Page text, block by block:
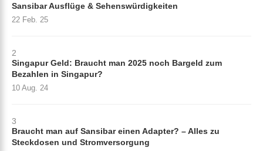
Sansibar Ausflüge & Sehenswürdigkeiten
22 Feb. 25
2
Singapur Geld: Braucht man 2025 noch Bargeld zum
Bezahlen in Singapur?
10 Aug. 24
3
Braucht man auf Sansibar einen Adapter? – Alles zu
Steckdosen und Stromversorgung